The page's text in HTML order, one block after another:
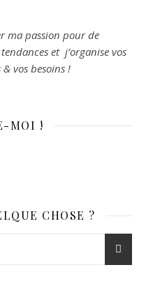
ma passion pour de
et j’organise vos
vos besoins !
MOI !
CHOSE ?